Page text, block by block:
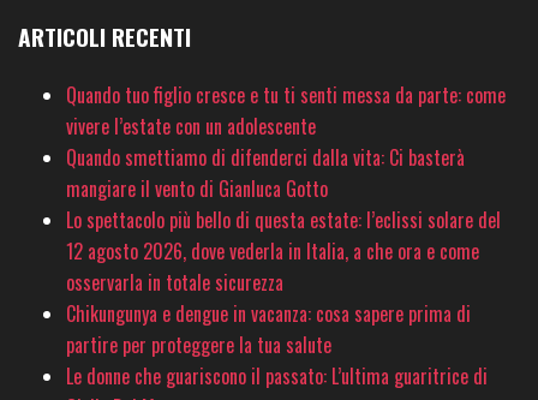
ARTICOLI RECENTI
Quando tuo figlio cresce e tu ti senti messa da parte: come
vivere l’estate con un adolescente
Quando smettiamo di difenderci dalla vita: Ci basterà
mangiare il vento di Gianluca Gotto
Lo spettacolo più bello di questa estate: l’eclissi solare del
12 agosto 2026, dove vederla in Italia, a che ora e come
osservarla in totale sicurezza
Chikungunya e dengue in vacanza: cosa sapere prima di
partire per proteggere la tua salute
Le donne che guariscono il passato: L’ultima guaritrice di